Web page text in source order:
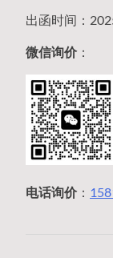
出函时间：
微信询价：
电话询价：